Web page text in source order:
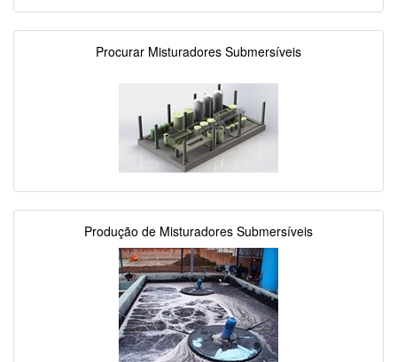
Procurar Misturadores Submersíveis
Produção de Misturadores Submersíveis